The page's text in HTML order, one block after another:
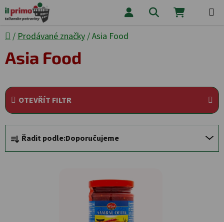
Přejít na obsah Hledat
Domů
/ Prodávané značky/Asia Food
Asia Food
OTEVŘÍT FILTR
Řazení produktů
Řadit podle:Doporučujeme